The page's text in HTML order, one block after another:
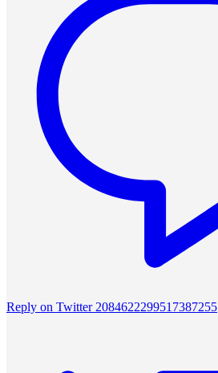
Reply on Twitter 2084622299517387255